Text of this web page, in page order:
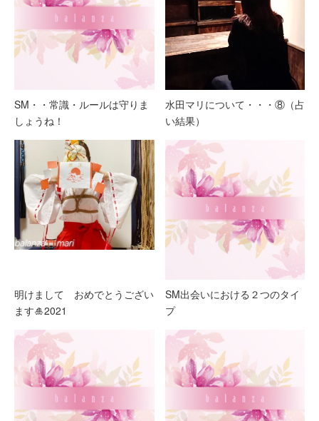
SM・・常識・ルールは守りま
しょうね！
水田マリについて・・・⑧（占
い結果）
明けまして おめでとうござい
ます🎍2021
SM出会いにおける２つのタイ
プ